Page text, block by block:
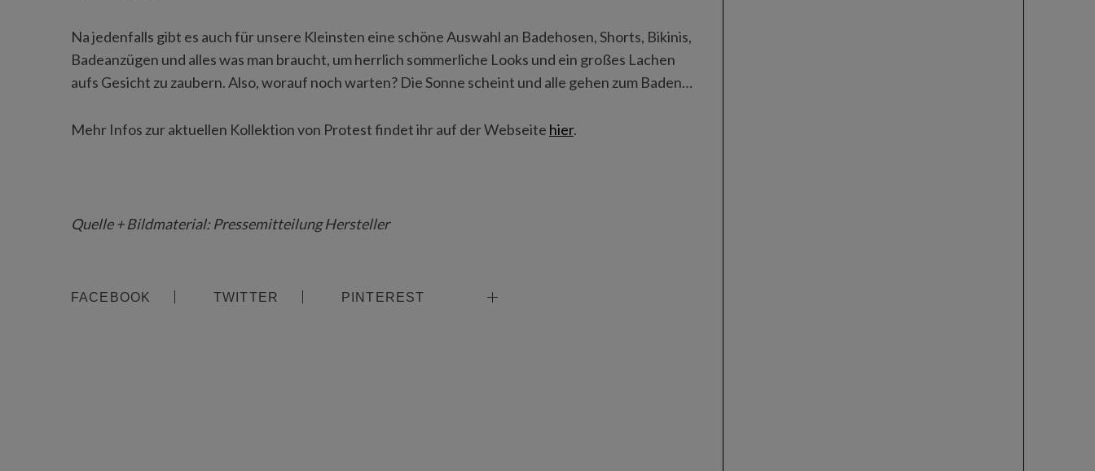
Na jedenfalls gibt es auch für unsere Kleinsten eine schöne Auswahl an Badehosen, Shorts, Bikinis,
Badeanzügen und alles was man braucht, um herrlich sommerliche Looks und ein großes Lachen
aufs Gesicht zu zaubern. Also, worauf noch warten? Die Sonne scheint und alle gehen zum Baden…
Mehr Infos zur aktuellen Kollektion von Protest findet ihr auf der Webseite hier.
Quelle + Bildmaterial: Pressemitteilung Hersteller
FACEBOOK TWITTER PINTEREST